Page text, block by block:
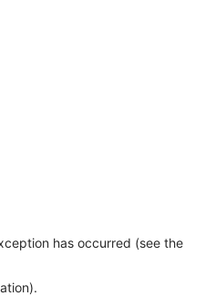
has occurred (see the
.